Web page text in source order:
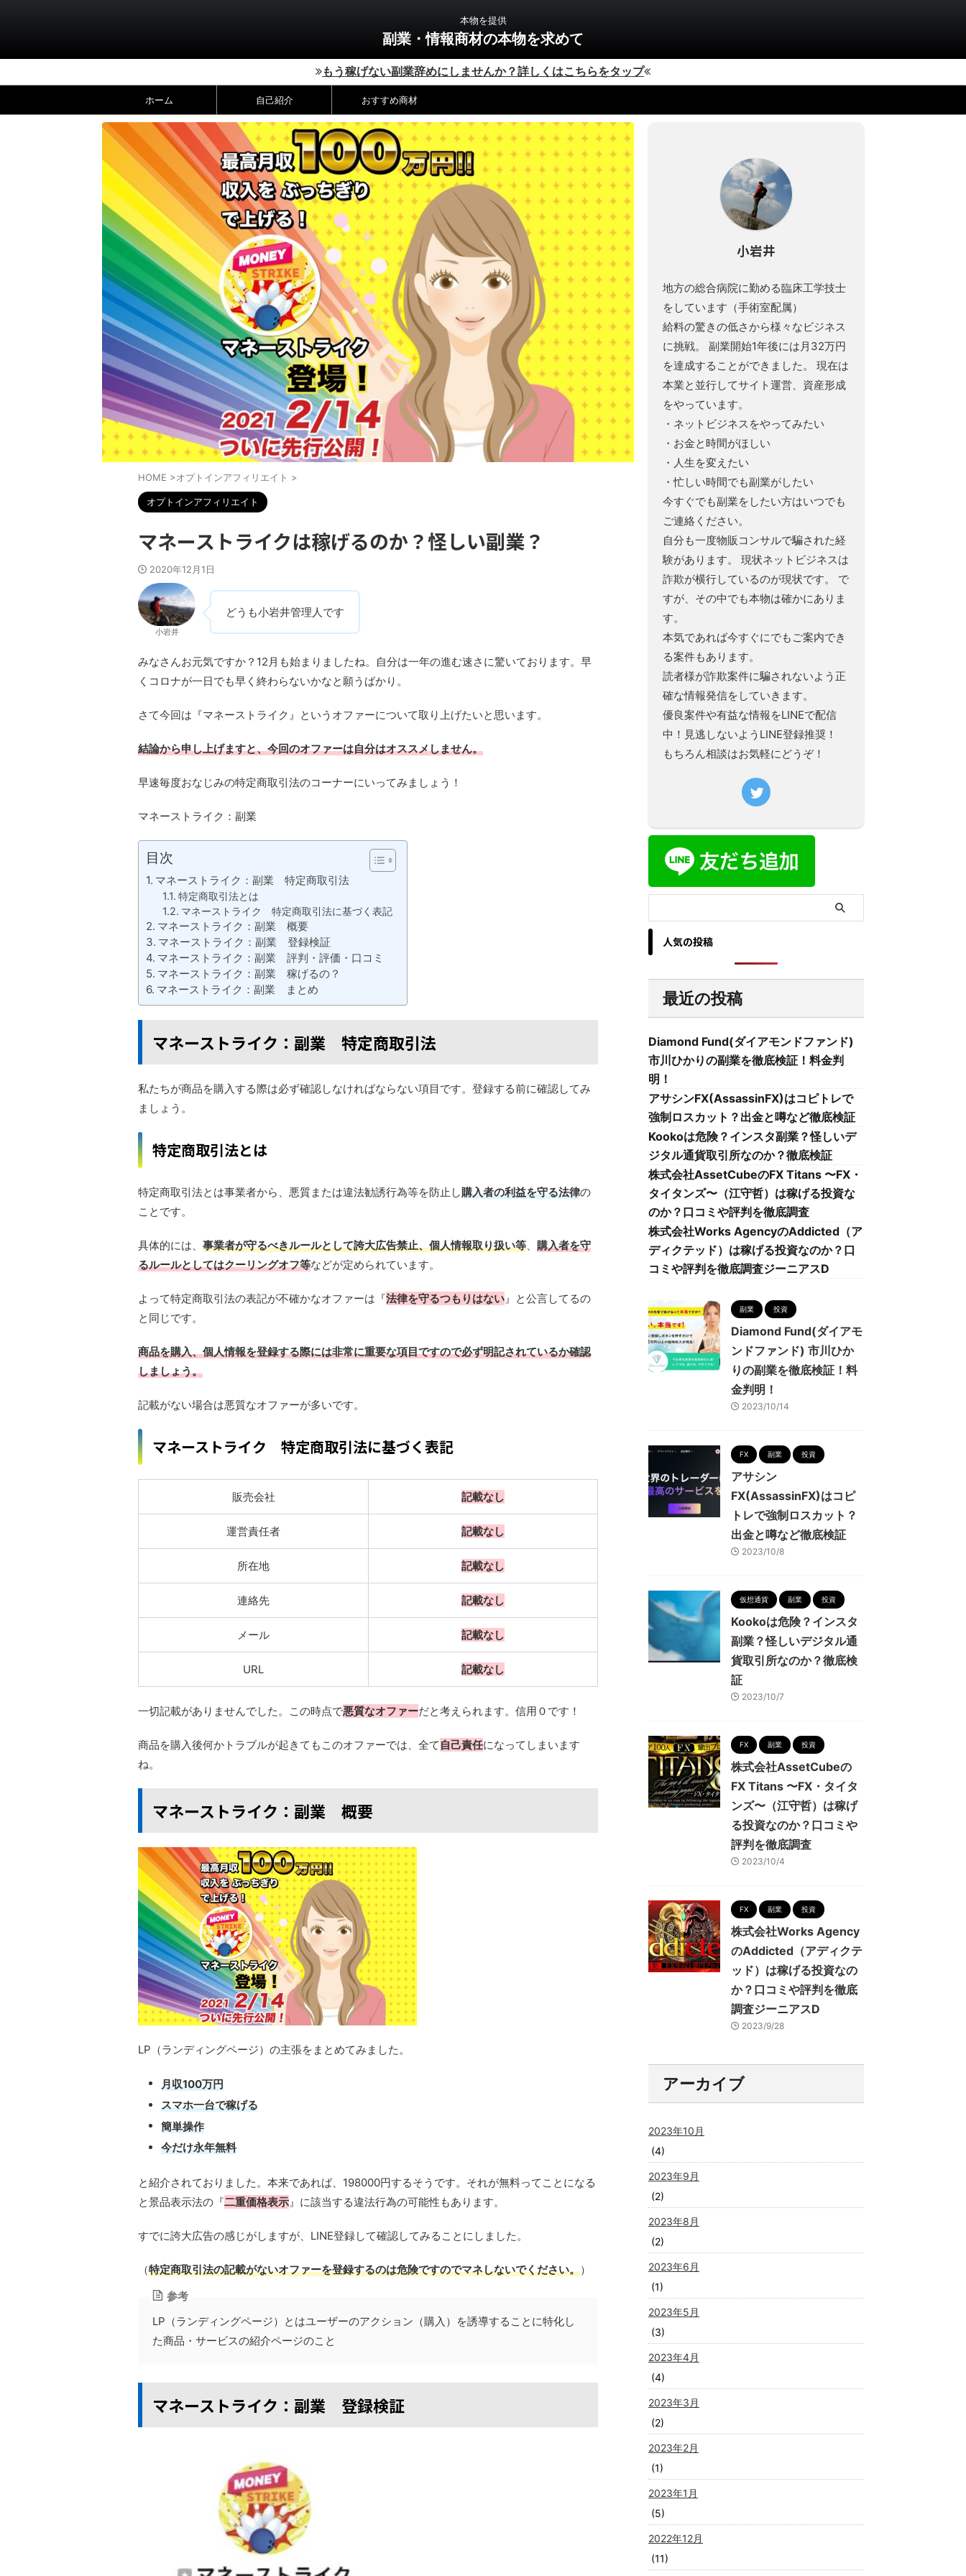
本物を提供
副業・情報商材の本物を求めて
もう稼げない副業辞めにしませんか？詳しくはこちらをタップ
ホーム 自己紹介 おすすめ商材
HOME >オプトインアフィリエイト >
オプトインアフィリエイト
マネーストライクは稼げるのか？怪しい副業？
2020年12月1日
小岩井
どうも小岩井管理人です
みなさんお元気ですか？12月も始まりましたね。自分は一年の進む速さに驚いております。早
くコロナが一日でも早く終わらないかなと願うばかり。
さて今回は『マネーストライク』というオファーについて取り上げたいと思います。
結論から申し上げますと、今回のオファーは自分はオススメしません。
早速毎度おなじみの特定商取引法のコーナーにいってみましょう！
マネーストライク：副業
目次
マネーストライク：副業 特定商取引法
特定商取引法とは
マネーストライク 特定商取引法に基づく表記
マネーストライク：副業 概要
マネーストライク：副業 登録検証
マネーストライク：副業 評判・評価・口コミ
マネーストライク：副業 稼げるの？
マネーストライク：副業 まとめ
マネーストライク：副業 特定商取引法
私たちが商品を購入する際は必ず確認しなければならない項目です。登録する前に確認してみ
ましょう。
特定商取引法とは
特定商取引法とは事業者から、悪質または違法勧誘行為等を防止し購入者の利益を守る法律の
ことです。
具体的には、 事業者が守るべきルールとして誇大広告禁止、個人情報取り扱い等
購入者を守
るルールとしてはクーリングオフ等などが定められています。
よって特定商取引法の表記が不確かなオファーは『法律を守るつもりはない 』と公言してるの
と同じです。
商品を購入、個人情報を登録する際には非常に重要な項目ですので必ず明記されているか確認
しましょう。
記載がない場合は悪質なオファーが多いです。
マネーストライク 特定商取引法に基づく表記
販売会社 記載なし
運営責任者 記載なし
所在地 記載なし
連絡先 記載なし
メール 記載なし
URL 記載なし
一切記載がありませんでした。この時点で悪質なオファーだと考えられます。信用０です！
商品を購入後何かトラブルが起きてもこのオファーでは、全て 自己責任になってしまいます
ね。
マネーストライク：副業 概要
LP（ランディングページ）の主張をまとめてみました。
月収100万円
スマホ一台で稼げる
簡単操作
今だけ永年無料
と紹介されておりました。本来であれば、198000円するそうです。それが無料ってことになる
と景品表示法の『二重価格表示 』に該当する違法行為の可能性もあります。
すでに誇大広告の感じがしますが、LINE登録して確認してみることにしました。
（特定商取引法の記載がないオファーを登録するのは危険ですのでマネしないでください。）
参考
LP（ランディングページ）とはユーザーのアクション（購入）を誘導することに特化し
た商品・サービスの紹介ページのこと
マネーストライク：副業 登録検証
小岩井
地方の総合病院に勤める臨床工学技士
をしています（手術室配属）
給料の驚きの低さから様々なビジネス
に挑戦。 副業開始1年後には月32万円
を達成することができました。 現在は
本業と並行してサイト運営、資産形成
をやっています。
・ネットビジネスをやってみたい
・お金と時間がほしい
・人生を変えたい
・忙しい時間でも副業がしたい
今すぐでも副業をしたい方はいつでも
ご連絡ください。
自分も一度物販コンサルで騙された経
験があります。 現状ネットビジネスは
詐欺が横行しているのが現状です。 で
すが、その中でも本物は確かにありま
す。
本気であれば今すぐにでもご案内でき
る案件もあります。
読者様が詐欺案件に騙されないよう正
確な情報発信をしていきます。
優良案件や有益な情報をLINEで配信
中！見逃しないようLINE登録推奨！
もちろん相談はお気軽にどうぞ！
人気の投稿
最近の投稿
Diamond Fund(ダイアモンドファンド)
市川ひかりの副業を徹底検証！料金判
明！
アサシンFX(AssassinFX)はコピトレで
強制ロスカット？出金と噂など徹底検証
Kookoは危険？インスタ副業？怪しいデ
ジタル通貨取引所なのか？徹底検証
株式会社AssetCubeのFX Titans 〜FX・
タイタンズ〜（江守哲）は稼げる投資な
のか？口コミや評判を徹底調査
株式会社Works AgencyのAddicted（ア
ディクテッド）は稼げる投資なのか？口
コミや評判を徹底調査ジーニアスD
副業 投資
Diamond Fund(ダイアモ
ンドファンド) 市川ひか
りの副業を徹底検証！料
金判明！
2023/10/14
FX 副業 投資
アサシン
FX(AssassinFX)はコピ
トレで強制ロスカット？
出金と噂など徹底検証
2023/10/8
仮想通貨 副業 投資
Kookoは危険？インスタ
副業？怪しいデジタル通
貨取引所なのか？徹底検
証
2023/10/7
FX 副業 投資
株式会社AssetCubeの
FX Titans 〜FX・タイタ
ンズ〜（江守哲）は稼げ
る投資なのか？口コミや
評判を徹底調査
2023/10/4
FX 副業 投資
株式会社Works Agency
のAddicted（アディクテ
ッド）は稼げる投資なの
か？口コミや評判を徹底
調査ジーニアスD
2023/9/28
アーカイブ
2023年10月
(4)
2023年9月
(2)
2023年8月
(2)
2023年6月
(1)
2023年5月
(3)
2023年4月
(4)
2023年3月
(2)
2023年2月
(1)
2023年1月
(5)
2022年12月
(11)